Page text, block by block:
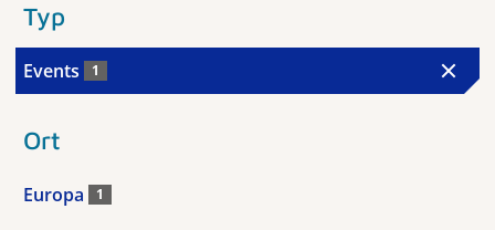
Typ
Events 1
Ort
Europa 1